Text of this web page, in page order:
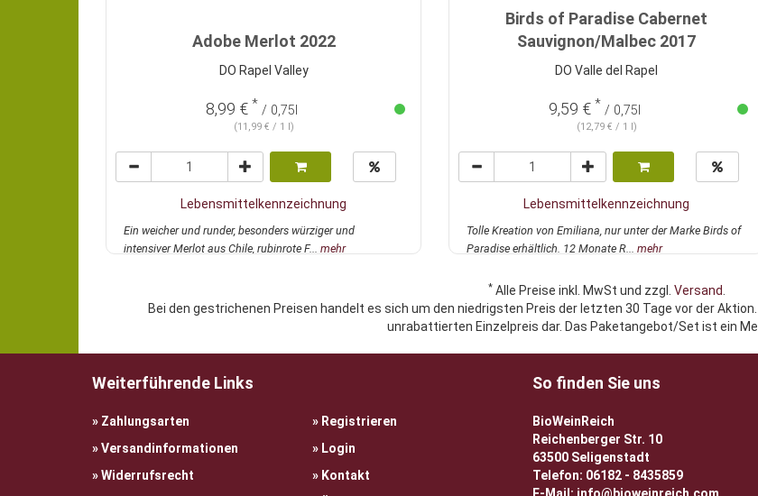
Adobe Merlot 2022
DO Rapel Valley
8,99 € * / 0,75l
(11,99 € / 1 l)
Lebensmittelkennzeichnung
Ein weicher und runder, besonders würziger und
intensiver Merlot aus Chile, rubinrote F... mehr
Birds of Paradise Cabernet
Sauvignon/Malbec 2017
DO Valle del Rapel
9,59 € * / 0,75l
(12,79 € / 1 l)
Lebensmittelkennzeichnung
Tolle Kreation von Emiliana, nur unter der Marke Birds of
Paradise erhältlich. 12 Monate R... mehr
*Alle Preise inkl. MwSt und zzgl. Versand.
Bei den gestrichenen Preisen handelt es sich um den niedrigsten Preis der letzten 30 Tage vor der
unrabattierten Einzelpreis dar. Das Paketangebot/Set ist ein
Weiterführende Links
Zahlungsarten
Versandinformationen
Widerrufsrecht
Registrieren
Login
Kontakt
So finden Sie uns
BioWeinReich
Reichenberger Str. 10
63500 Seligenstadt
Telefon: 06182 - 8435859